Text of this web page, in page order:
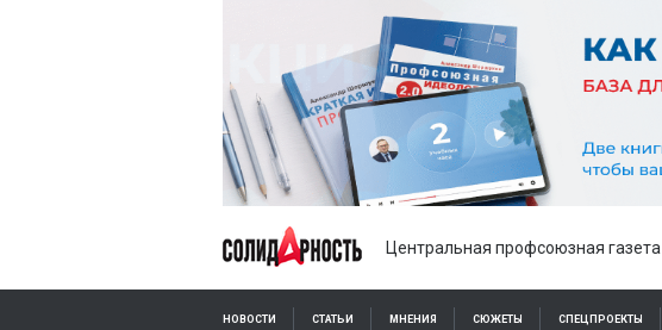
Центральная профсоюзная газета
НОВОСТИ СТАТЬИ МНЕНИЯ СЮЖЕТЫ СПЕЦПРОЕКТЫ